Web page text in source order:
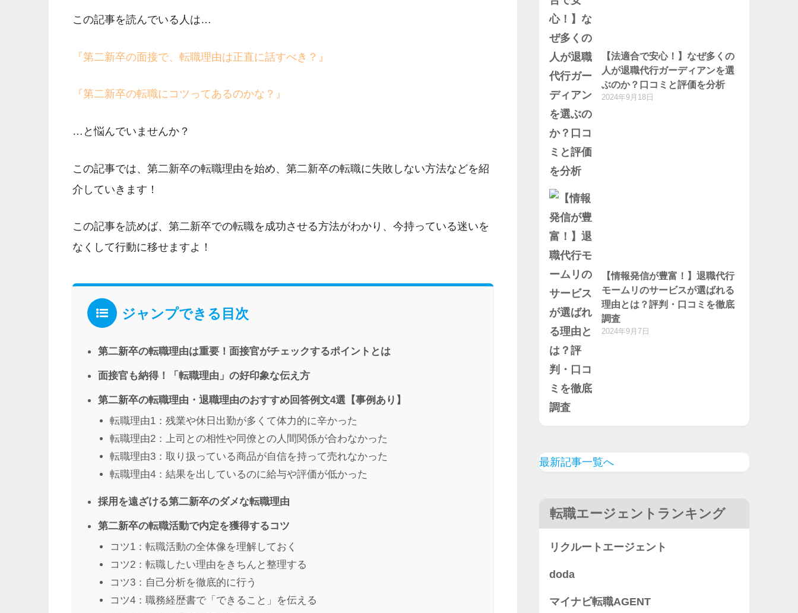
この記事を読んでいる人は…
『第二新卒の面接で、転職理由は正直に話すべき？』
『第二新卒の転職にコツってあるのかな？』
…と悩んでいませんか？
この記事では、 第二新卒の転職理由を始め、 第二新卒の転職に失敗しない方法などを紹
介していきます！
この記事を読めば、 第二新卒での転職を成功させる方法がわかり、今持っている迷いを
なくして行動に移せますよ！
ジャンプできる目次
第二新卒の転職理由は重要！面接官がチェックするポイントとは
面接官も納得！「転職理由」の好印象な伝え方
第二新卒の転職理由・退職理由のおすすめ回答例文4選【事例あり】
転職理由1：残業や休日出勤が多くて体力的に辛かった
転職理由2：上司との相性や同僚との人間関係が合わなかった
転職理由3：取り扱っている商品が自信を持って売れなかった
転職理由4：結果を出しているのに給与や評価が低かった
採用を遠ざける第二新卒のダメな転職理由
第二新卒の転職活動で内定を獲得するコツ
コツ1：転職活動の全体像を理解しておく
コツ2：転職したい理由をきちんと整理する
コツ3：自己分析を徹底的に行う
コツ4：職務経歴書で「できること」を伝える
【法適合で安心！】なぜ多くの
人が退職代行ガーディアンを選
ぶのか？口コミと評価を分析
2024年9月18日
【情報発信が豊富！】退職代行
モームリのサービスが選ばれる
理由とは？評判・口コミを徹底
調査
2024年9月7日
最新記事一覧へ
転職エージェントランキング
リクルートエージェント
doda
マイナビ転職AGENT